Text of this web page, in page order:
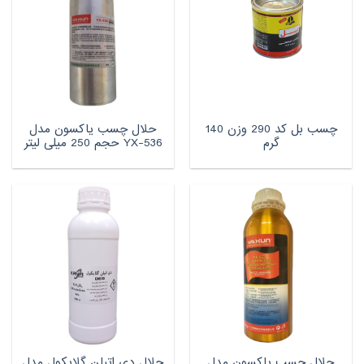
چسب بل کد 290 وزن 140
گرم
حلال چسب یاکسون مدل
YX-536 حجم 250 میلی لیتر